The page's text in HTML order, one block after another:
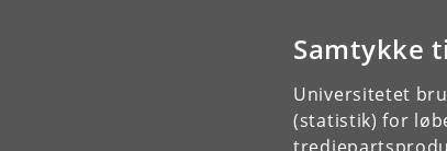
Samtykke
Universitetet
(statistik) for